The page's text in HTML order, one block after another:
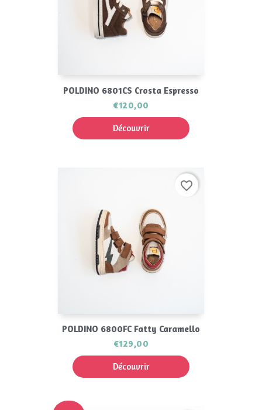
POLDINO 6801CS Crosta Espresso
€120,00
Découvrir
POLDINO 6800FC Fatty Caramello
€129,00
Découvrir
favorite_border